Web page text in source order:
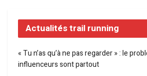
Actualités trail running
« Tu n’as qu’à ne pas regarder » : le
influenceurs sont partout